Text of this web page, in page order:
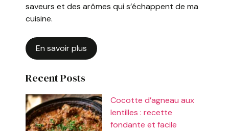
saveurs et des arômes qui s’échappent de ma
cuisine.
En savoir plus
Recent Posts
Cocotte d’agneau aux
lentilles : recette
fondante et facile